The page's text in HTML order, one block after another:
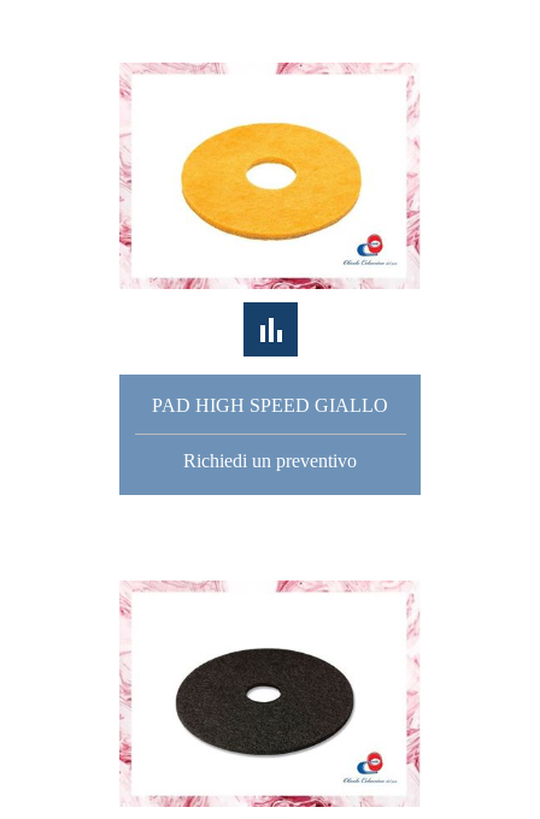
PAD HIGH SPEED GIALLO
Richiedi un preventivo